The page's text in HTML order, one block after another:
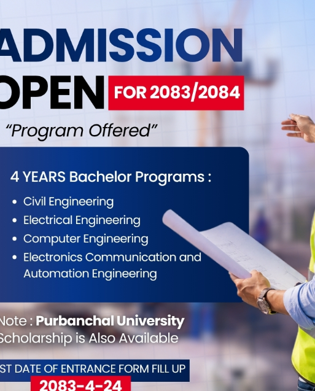
विराटनगरमै बनेको ‘मुनवेक
स्किनकेयर’ राष्ट्रिय उत्कृष्ट २० मा
फोनिजको स्थापना दिवसमा
सामाजिक सेवा : कृष्ण देवान
स्मृति पुरस्कार वितरण, २५०
जनाको निःशुल्क आँखा परीक्षण